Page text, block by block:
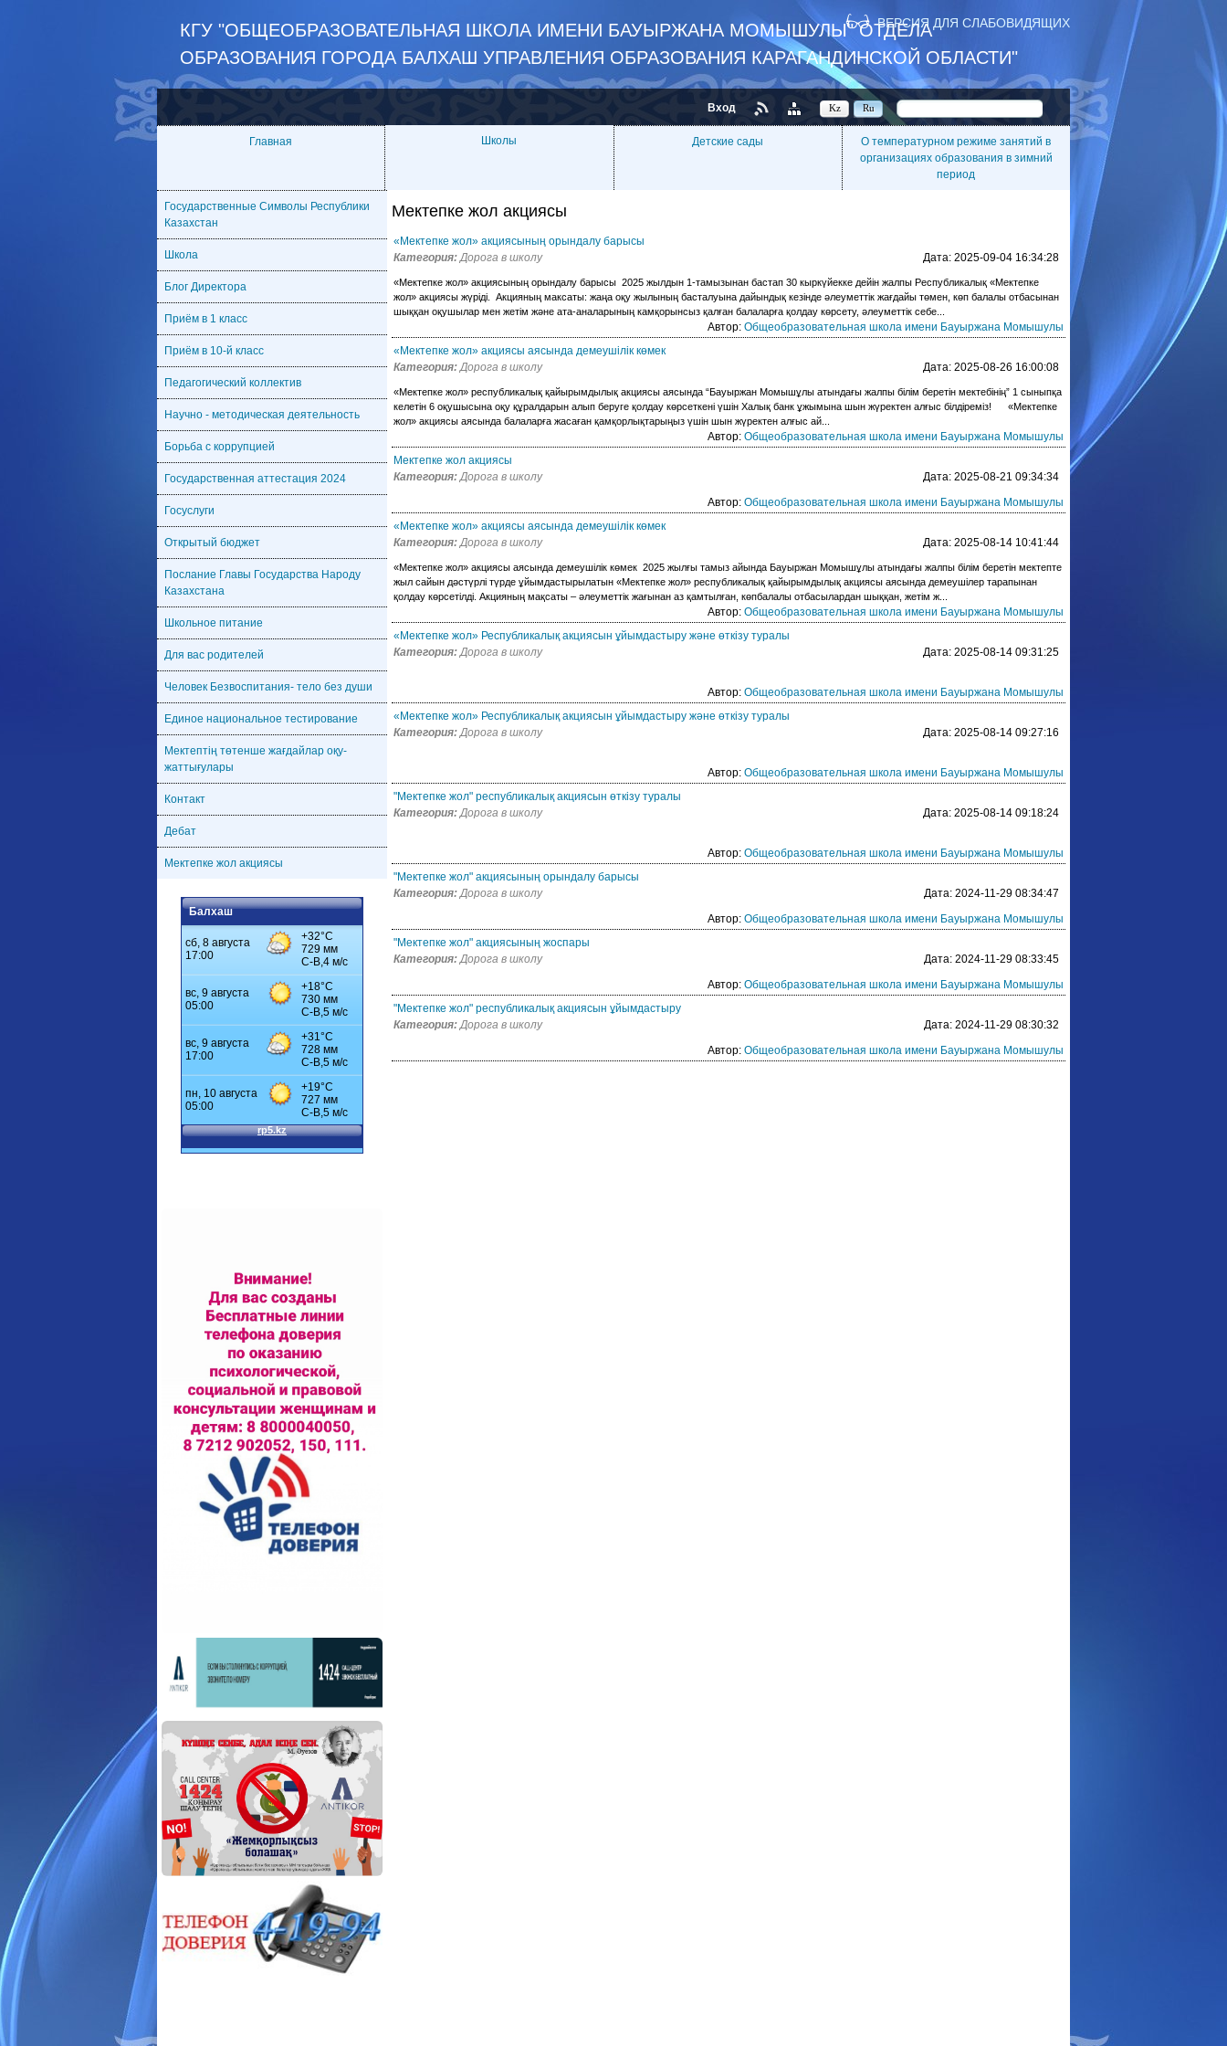
КГУ "ОБЩЕОБРАЗОВАТЕЛЬНАЯ ШКОЛА ИМЕНИ БАУЫРЖАНА МОМЫШУЛЫ" ОТДЕЛА
ОБРАЗОВАНИЯ ГОРОДА БАЛХАШ УПРАВЛЕНИЯ ОБРАЗОВАНИЯ КАРАГАНДИНСКОЙ ОБЛАСТИ"
ВЕРСИЯ ДЛЯ СЛАБОВИДЯЩИХ
Ru
Kz
Вход
Главная Школы Детские сады
О температурном режиме занятий в
организациях образования в зимний
период
Государственные Символы Республики
Казахстан
Школа
Блог Директора
Приём в 1 класс
Приём в 10-й класс
Педагогический коллектив
Научно - методическая деятельность
Борьба с коррупцией
Государственная аттестация 2024
Госуслуги
Открытый бюджет
Послание Главы Государства Народу
Казахстана
Школьное питание
Для вас родителей
Человек Безвоспитания- тело без души
Единое национальное тестирование
Мектептің төтенше жағдайлар оқу-
жаттығулары
Контакт
Дебат
Мектепке жол акциясы
Балхаш
Мектепке жол акциясы
«Мектепке жол» акциясының орындалу барысы
Категория:Дорога в школу Дата: 2025-09-04 16:34:28
«Мектепке жол» акциясының орындалу барысы 2025 жылдын 1-тамызынан бастап 30 кыркүйекке дейін жалпы Республикалық «Мектепке
жол» акциясы жүріді. Акцияның максаты: жаңа оқу жылының басталуына дайындық кезінде әлеуметтік жағдайы төмен, көп балалы отбасынан
шыққан оқушылар мен жетім және ата-аналарының камқорынсыз қалған балаларға қолдау көрсету, әлеуметтік себе...
Автор: Общеобразовательная школа имени Бауыржана Момышулы
«Мектепке жол» акциясы аясында демеушілік көмек
Категория:Дорога в школу Дата: 2025-08-26 16:00:08
«Мектепке жол» республикалық қайырымдылық акциясы аясында “Бауыржан Момышұлы атындағы жалпы білім беретін мектебінің” 1 сыныпқа
келетін 6 оқушысына оқу құралдарын алып беруге қолдау көрсеткені үшін Халық банк ұжымына шын жүректен алғыс білдіреміз! «Мектепке
жол» акциясы аясында балаларға жасаған қамқорлықтарыңыз үшін шын жүректен алғыс ай...
Автор: Общеобразовательная школа имени Бауыржана Момышулы
Мектепке жол акциясы
Категория:Дорога в школу Дата: 2025-08-21 09:34:34
Автор: Общеобразовательная школа имени Бауыржана Момышулы
«Мектепке жол» акциясы аясында демеушілік көмек
Категория:Дорога в школу Дата: 2025-08-14 10:41:44
«Мектепке жол» акциясы аясында демеушілік көмек 2025 жылғы тамыз айында Бауыржан Момышұлы атындағы жалпы білім беретін мектепте
жыл сайын дәстүрлі түрде ұйымдастырылатын «Мектепке жол» республикалық қайырымдылық акциясы аясында демеушілер тарапынан
қолдау көрсетілді. Акцияның мақсаты – әлеуметтік жағынан аз қамтылған, көпбалалы отбасылардан шыққан, жетім ж...
Автор: Общеобразовательная школа имени Бауыржана Момышулы
«Мектепке жол» Республикалық акциясын ұйымдастыру және өткізу туралы
Категория:Дорога в школу Дата: 2025-08-14 09:31:25
Автор: Общеобразовательная школа имени Бауыржана Момышулы
«Мектепке жол» Республикалық акциясын ұйымдастыру және өткізу туралы
Категория:Дорога в школу Дата: 2025-08-14 09:27:16
Автор: Общеобразовательная школа имени Бауыржана Момышулы
"Мектепке жол" республикалық акциясын өткізу туралы
Категория:Дорога в школу Дата: 2025-08-14 09:18:24
Автор: Общеобразовательная школа имени Бауыржана Момышулы
"Мектепке жол" акциясының орындалу барысы
Категория:Дорога в школу Дата: 2024-11-29 08:34:47
Автор: Общеобразовательная школа имени Бауыржана Момышулы
"Мектепке жол" акциясының жоспары
Категория:Дорога в школу Дата: 2024-11-29 08:33:45
Автор: Общеобразовательная школа имени Бауыржана Момышулы
"Мектепке жол" республикалық акциясын ұйымдастыру
Категория:Дорога в школу Дата: 2024-11-29 08:30:32
Автор: Общеобразовательная школа имени Бауыржана Момышулы